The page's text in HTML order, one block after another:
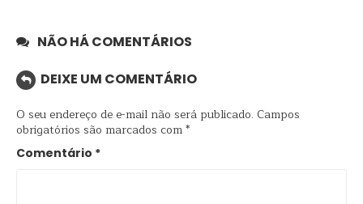
NÃO HÁ COMENTÁRIOS
DEIXE UM COMENTÁRIO
O seu endereço de e-mail não será publicado. Campos
obrigatórios são marcados com*
Comentário *